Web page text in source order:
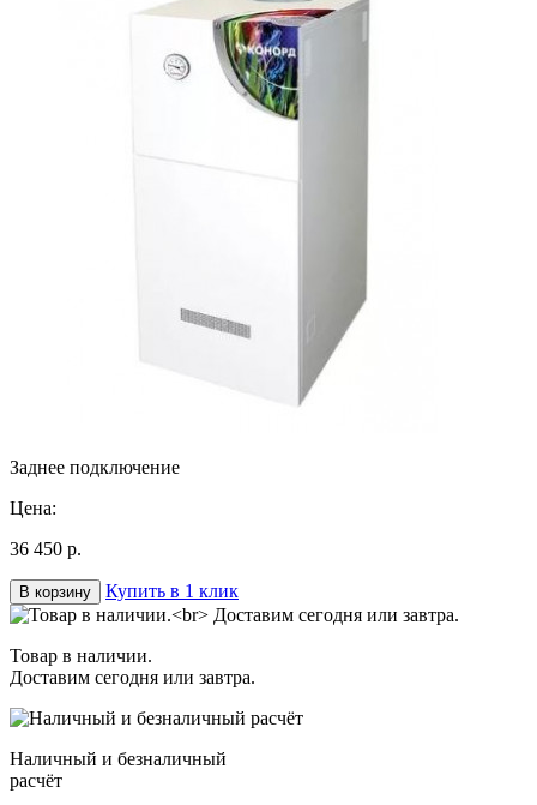
Заднее подключение
Цена:
36 450 р.
В корзину Купить в 1 клик
Товар в наличии.
Доставим сегодня или завтра.
Наличный и безналичный
расчёт